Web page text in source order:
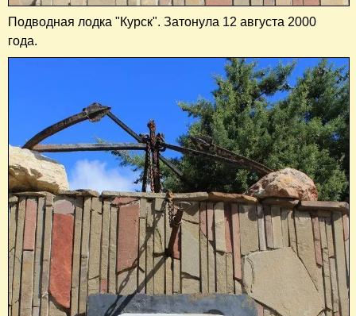
Подводная лодка "Курск". Затонула 12 августа 2000
года.